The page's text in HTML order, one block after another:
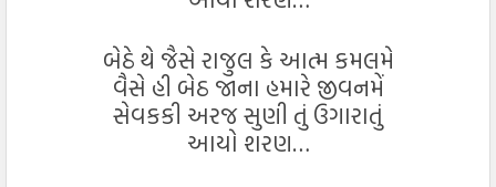
બેઠે થે જૈસે રાજુલ કે આત્મ કમલમે
વૈસે હી બેઠ જાના હમારે જીવનમેં
સેવકકી અરજ સુણી તું ઉગારાતું
આયો શરણ…